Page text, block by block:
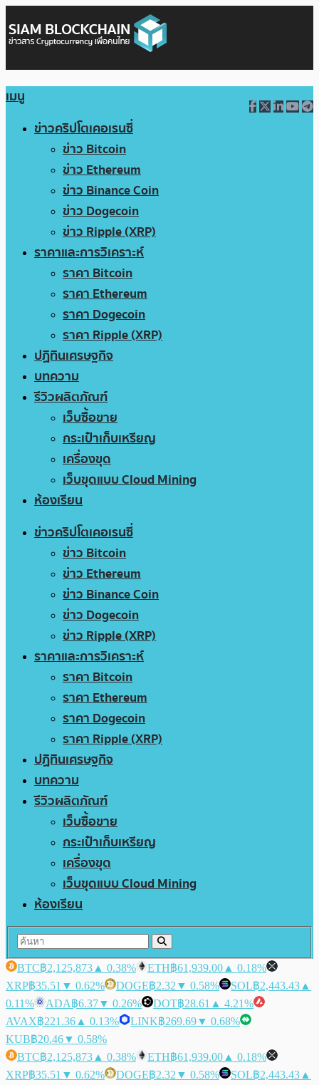
เมนู
ข่าวคริปโตเคอเรนซี่
ข่าว Bitcoin
ข่าว Ethereum
ข่าว Binance Coin
ข่าว Dogecoin
ข่าว Ripple (XRP)
ราคาและการวิเคราะห์
ราคา Bitcoin
ราคา Ethereum
ราคา Dogecoin
ราคา Ripple (XRP)
ปฏิทินเศรษฐกิจ
บทความ
รีวิวผลิตภัณฑ์
เว็บซื้อขาย
กระเป๋าเก็บเหรียญ
เครื่องขุด
เว็บขุดแบบ Cloud Mining
ห้องเรียน
ข่าวคริปโตเคอเรนซี่
ข่าว Bitcoin
ข่าว Ethereum
ข่าว Binance Coin
ข่าว Dogecoin
ข่าว Ripple (XRP)
ราคาและการวิเคราะห์
ราคา Bitcoin
ราคา Ethereum
ราคา Dogecoin
ราคา Ripple (XRP)
ปฏิทินเศรษฐกิจ
บทความ
รีวิวผลิตภัณฑ์
เว็บซื้อขาย
กระเป๋าเก็บเหรียญ
เครื่องขุด
เว็บขุดแบบ Cloud Mining
ห้องเรียน
BTC฿2,125,873 ▲ 0.38% ETH฿61,939.00 ▲ 0.18%
XRP฿35.51 ▼ 0.62% DOGE฿2.32 ▼ 0.58% SOL฿2,443.43 ▲
0.11%
ADA฿6.37▼ 0.26% DOT฿28.61 ▲ 4.21%
AVAX฿221.36 ▲ 0.13% LINK฿269.69▼ 0.68%
KUB฿20.46▼ 0.58%
BTC฿2,125,873 ▲ 0.38% ETH฿61,939.00 ▲ 0.18%
XRP฿35.51 ▼ 0.62% DOGE฿2.32 ▼ 0.58% SOL฿2,443.43 ▲